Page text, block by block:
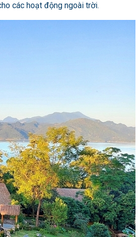
các hoạt động ngoài trời.